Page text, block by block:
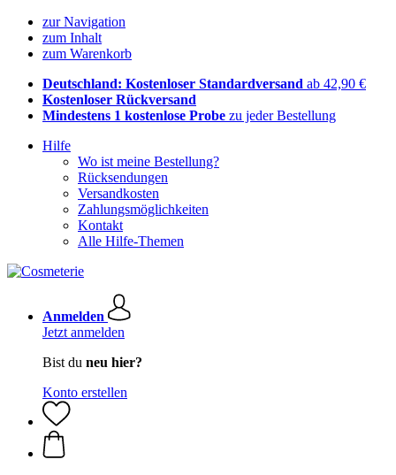
zur Navigation
zum Inhalt
zum Warenkorb
Deutschland: Kostenloser Standardversand ab 42,90 €
Kostenloser Rückversand
Mindestens 1 kostenlose Probe zu jeder Bestellung
Hilfe
Wo ist meine Bestellung?
Rücksendungen
Versandkosten
Zahlungsmöglichkeiten
Kontakt
Alle Hilfe-Themen
Anmelden
Jetzt anmelden
Bist du neu hier?
Konto erstellen